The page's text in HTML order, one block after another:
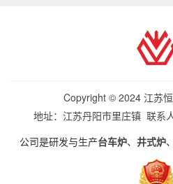
Copyright © 2024 江苏
地址：江苏丹阳市里庄镇 联系
公司是研发与生产台车炉、 井式炉、